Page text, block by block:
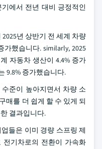
에서 전년 대비 긍정적인
년 상반기 전 세계 차량
가했습니다. similarly, 2025
자동차 생산이 4.4% 증가
9.8% 증가했습니다.
준이 높아지면서 차량 소
매를 더 쉽게 할 수 있게 되
결과입니다.
들은 이미 경량 스프링 제
전기차로의 전환이 가속화